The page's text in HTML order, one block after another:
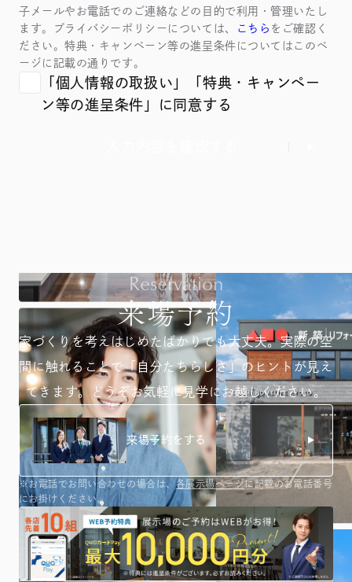
子メールやお電話でのご連絡などの目的で利用・管理いたし
ます。プライバシーポリシーについては、
こちら をご確認く
ださい。特典・キャンペーン等の進呈条件についてはこのペ
ージに記載の通りです。
「個人情報の取扱い」「特典・キャンペー
ン等の進呈条件」に同意する
Reservation
来場予約
家づくりを考えはじめたばかりでも大丈夫。実際の空
間に触れることで「自分たちらしさ」のヒントが見え
てきます。どうぞお気軽に見学にお越しください。
来場予約をする
※お電話でお問い合わせの場合は、各展示場ページに記載のお電話番号
にお掛けください。